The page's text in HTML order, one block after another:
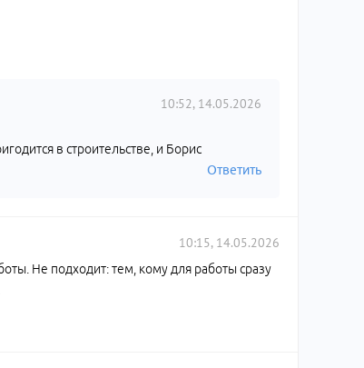
10:52, 14.05.2026
в строительстве, и Борис
Ответить
10:15, 14.05.2026
Не подходит: тем, кому для работы сразу